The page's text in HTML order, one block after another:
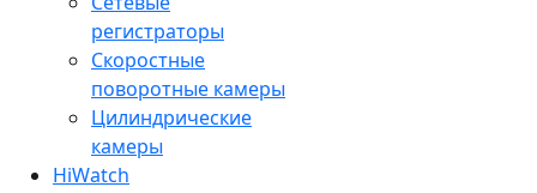
регистраторы
Скоростные
поворотные камеры
Цилиндрические
камеры
HiWatch